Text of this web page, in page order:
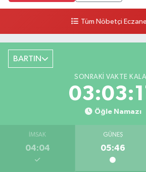
Tüm Nöbetçi
BARTIN
SONRAKI VAKTE
Öğle Namazı
İMSAK
04:04
GÜNEŞ
05:46